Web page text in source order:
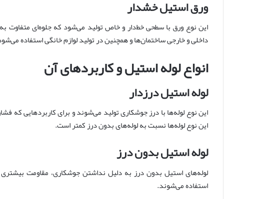
ورق استیل خشدار
این نوع ورق با سطحی خط‌دار و خاص تولید می‌شود که جلوه‌ای متفاوت
داخلی و خارجی ساختمان‌ها و همچنین در تولید لوازم خانگی استفاده
انواع لوله استیل و کاربردهای آن
لوله استیل درزدار
این نوع لوله‌ها با درز جوشکاری تولید می‌شوند و برای کاربردهایی که
این نوع لوله‌ها نسبت به لوله‌های بدون درز کمتر است.
لوله استیل بدون درز
لوله‌های استیل بدون درز به دلیل نداشتن جوشکاری، مقاومت بیشتری
استفاده می‌شوند.